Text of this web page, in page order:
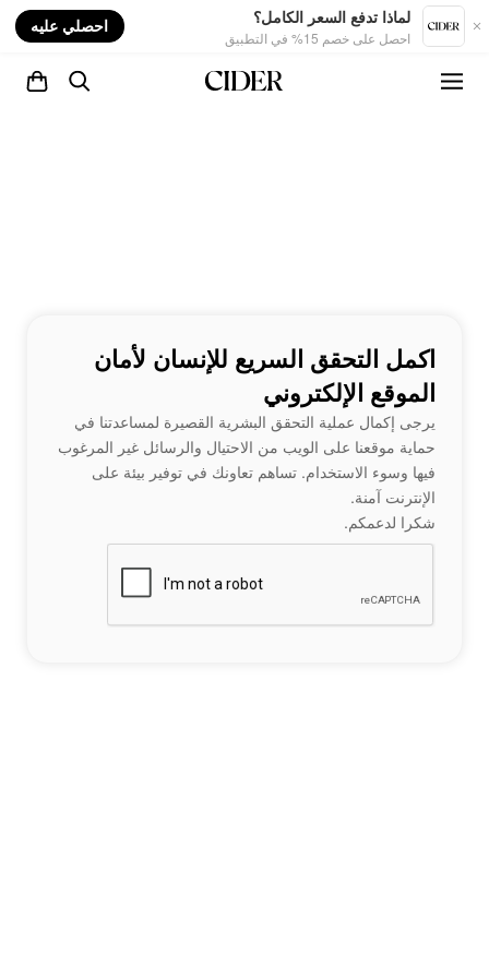
لماذا تدفع السعر الكامل؟
احصل على خصم 15% في التطبيق
احصلي عليه
اكمل التحقق السريع للإنسان لأمان
الموقع الإلكتروني
يرجى إكمال عملية التحقق البشرية القصيرة لمساعدتنا في
حماية موقعنا على الويب من الاحتيال والرسائل غير المرغوب
فيها وسوء الاستخدام. تساهم تعاونك في توفير بيئة على
الإنترنت آمنة.
شكرا لدعمكم.